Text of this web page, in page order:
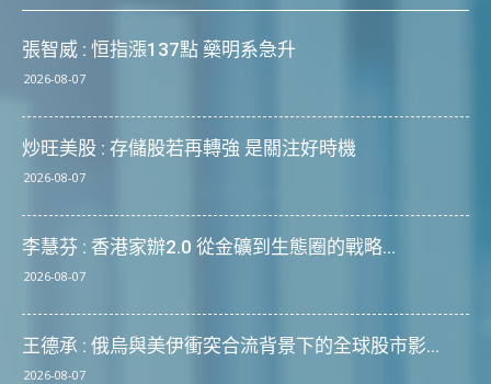
張智威 : 恒指漲137點 藥明系急升
2026-08-07
炒旺美股 : 存儲股若再轉強 是關注好時機
2026-08-07
李慧芬 : 香港家辦2.0 從金礦到生態圈的戰略...
2026-08-07
王德承 : 俄烏與美伊衝突合流背景下的全球股市影...
2026-08-07